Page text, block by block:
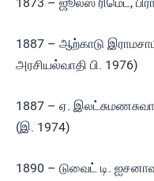
1887 – ஆற்காடு
அரசியல்வாதி பி. 1976)
1887 – ஏ.
(இ. 1974)
1890 – டுவைட் டி.